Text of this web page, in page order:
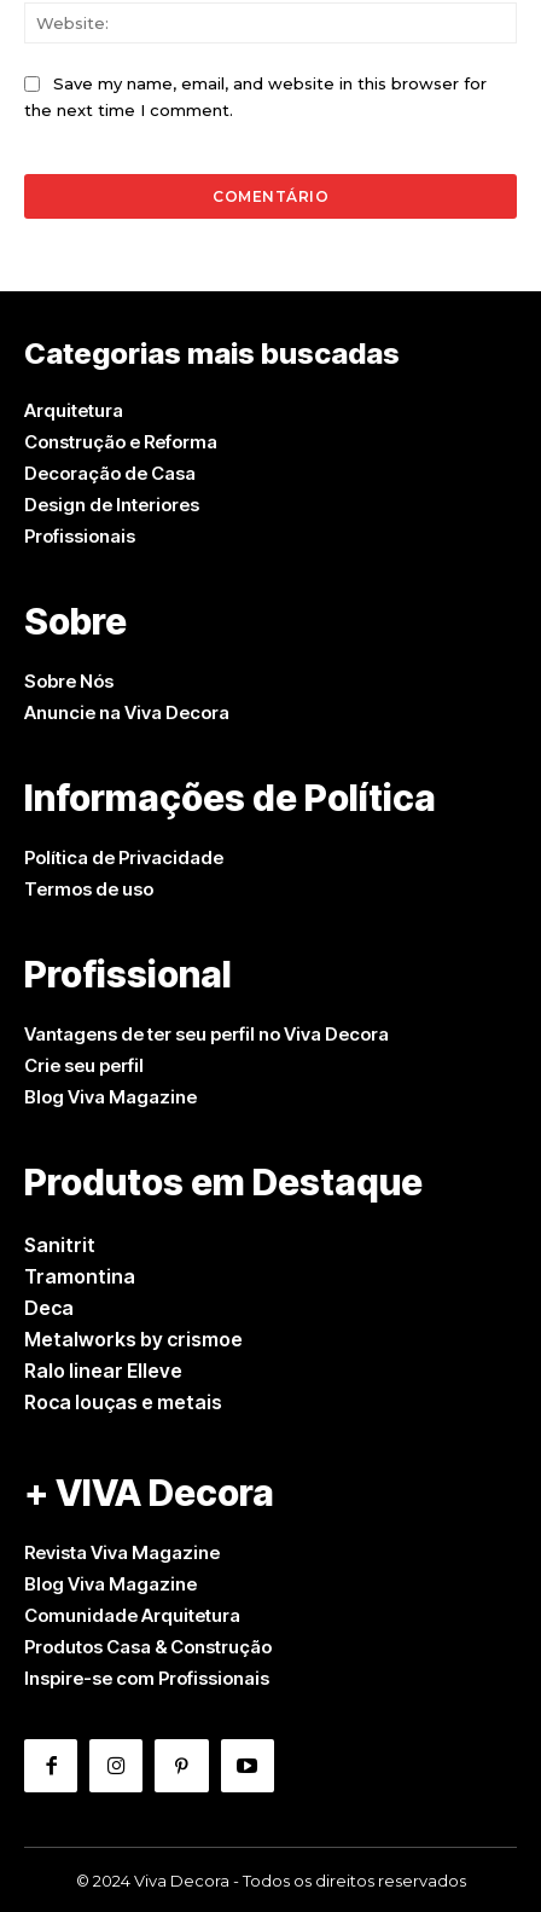
Save my name, email, and website in this browser for
the next time I comment.
Categorias mais buscadas
Arquitetura
Construção e Reforma
Decoração de Casa
Design de Interiores
Profissionais
Sobre
Sobre Nós
Anuncie na Viva Decora
Informações de Política
Política de Privacidade
Termos de uso
Profissional
Vantagens de ter seu perfil no Viva Decora
Crie seu perfil
Blog Viva Magazine
Produtos em Destaque
Sanitrit
Tramontina
Deca
Metalworks by crismoe
Ralo linear Elleve
Roca louças e metais
+ VIVA Decora
Revista Viva Magazine
Blog Viva Magazine
Comunidade Arquitetura
Produtos Casa & Construção
Inspire-se com Profissionais
© 2024 Viva Decora - Todos os direitos reservados